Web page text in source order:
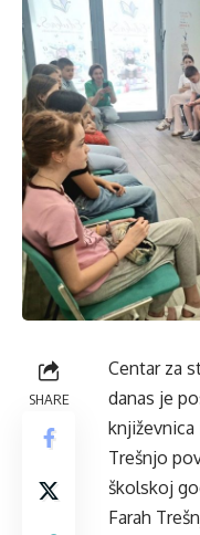
SHARE
Centar za
danas je
književnica
Trešnjo
školskoj
Farah